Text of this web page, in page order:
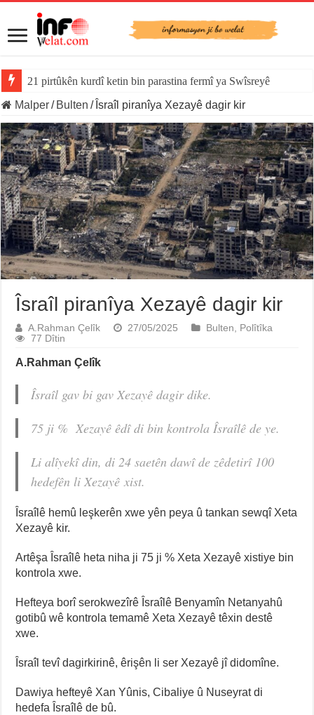
21 pirtûkên kurdî ketin bin parastina fermî ya Swîsreyê
Malper/ Bulten / Îsraîl piranîya Xezayê dagir kir
Îsraîl piranîya Xezayê dagir kir
A.Rahman Çelîk 27/05/2025 Bulten, Polîtîka
77 Dîtin
A.Rahman Çelîk
Îsraîl gav bi gav Xezayê dagir dike.
75 ji % Xezayê êdî di bin kontrola Îsraîlê de ye.
Li alîyekî din, di 24 saetên dawî de zêdetirî 100
hedefên li Xezayê xist.
Îsraîlê hemû leşkerên xwe yên peya û tankan sewqî Xeta
Xezayê kir.
Artêşa Îsraîlê heta niha ji 75 ji % Xeta Xezayê xistiye bin
kontrola xwe.
Hefteya borî serokwezîrê Îsraîlê Benyamîn Netanyahû
gotibû wê kontrola temamê Xeta Xezayê têxin destê
xwe.
Îsraîl tevî dagirkirinê, êrişên li ser Xezayê jî didomîne.
Dawiya hefteyê Xan Yûnis, Cibaliye û Nuseyrat di
hedefa Îsraîlê de bû.